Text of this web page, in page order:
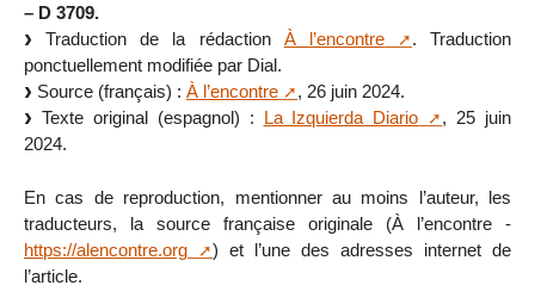
– D 3709.
Traduction de la rédaction À l’encontre
. Traduction
ponctuellement modifiée par Dial.
Source (français) : À l’encontre
, 26 juin 2024.
Texte original (espagnol) : La Izquierda Diario
, 25 juin
2024.
En cas de reproduction, mentionner au moins l’auteur, les
traducteurs, la source française originale (À l’encontre -
https://alencontre.org
) et l’une des adresses internet de
l’article.